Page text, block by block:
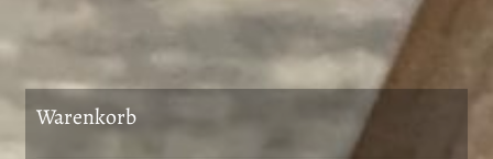
Die
Optionen
Warenkorb